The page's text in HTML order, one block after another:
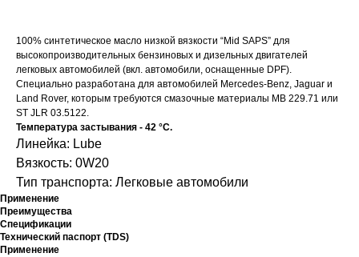
100% синтетическое масло низкой вязкости “Mid SAPS” для
высокопроизводительных бензиновых и дизельных двигателей
легковых автомобилей (вкл. автомобили, оснащенные DPF).
Специально разработана для автомобилей Mercedes-Benz, Jaguar и
Land Rover, которым требуются смазочные материалы MB 229.71 или
ST JLR 03.5122.
Температура застывания - 42 °C.
Линейка: Lube
Вязкость: 0W20
Тип транспорта: Легковые автомобили
Применение
Преимущества
Спецификации
Технический паспорт (TDS)
Применение